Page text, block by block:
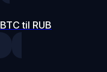
BTC til RUB